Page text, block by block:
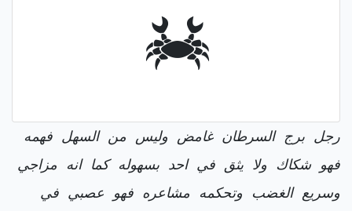
رجل برج السرطان غامض وليس من السهل فهمه
فهو شكاك ولا يثق في احد بسهوله كما انه مزاجي
وسريع الغضب وتحكمه مشاعره فهو عصبي في